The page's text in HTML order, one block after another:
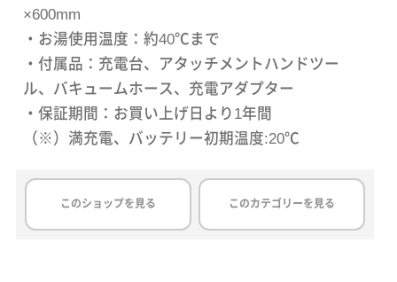
×600mm
・お湯使用温度：約40℃まで
・付属品：充電台、アタッチメントハンドツー
ル、バキュームホース、充電アダプター
・保証期間：お買い上げ日より1年間
（※）満充電、バッテリー初期温度:20℃
このショップを見る このカテゴリーを見る